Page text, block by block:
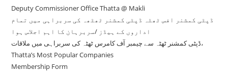
Deputy Commissioner Office Thatta @ Makli
ڈپٹی کمشنر افس ٹھٹہ ڈپٹی کمشنر ٹھٹھہ کی سربراہی میں تمام
اداروں کے ہیڈز /سربرہان کا اہم اجلاس ہوا
ڈپٹی کمشنر ٹھٹہ سے چیمبر آف کامرس ٹھٹہ کی سربراہی میں ملاقات،
Thatta’s Most Popular Companies
Membership Form